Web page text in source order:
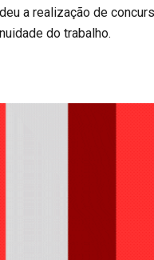
a realização de
do trabalho.